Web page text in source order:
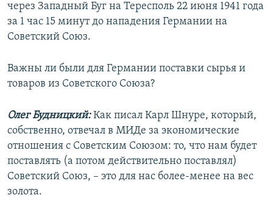
через Западный Буг на Тересполь 22 июня 1941 года
за 1 час 15 минут до нападения Германии на
Советский Союз.
Важны ли были для Германии поставки сырья и
товаров из Советского Союза?
Олег Будницкий:Как писал Карл Шнуре, который,
собственно, отвечал в МИДе за экономические
отношения с Советским Союзом: то, что нам будет
поставлять (а потом действительно поставлял)
Советский Союз, – это для нас более-менее на вес
золота.